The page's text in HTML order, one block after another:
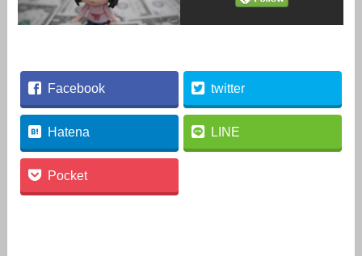
Facebook twitter
Hatena LINE
Pocket